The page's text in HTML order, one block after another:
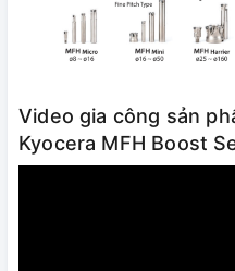
Video gia công sản
Kyocera MFH Boost